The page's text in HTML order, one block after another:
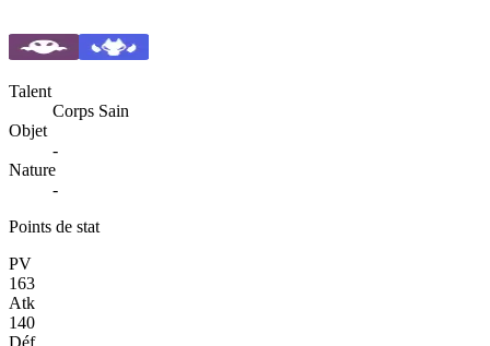
Talent
Corps Sain
Objet
-
Nature
-
Points de stat
PV
163
Atk
140